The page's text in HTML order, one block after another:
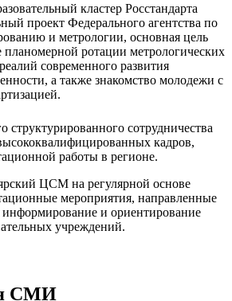
кластер Росстандарта
проект Федерального агентства по
и метрологии, основная цель
планомерной ротации метрологических
современного развития
а также знакомство молодежи с
структурированного сотрудничества
кадров,
работы в регионе.
ЦСМ на регулярной основе
мероприятия, направленные
информирование и ориентирование
учреждений.
СМИ